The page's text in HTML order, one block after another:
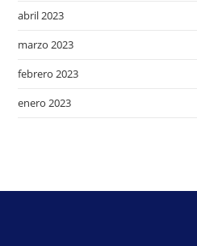
abril 2023
marzo 2023
febrero 2023
enero 2023